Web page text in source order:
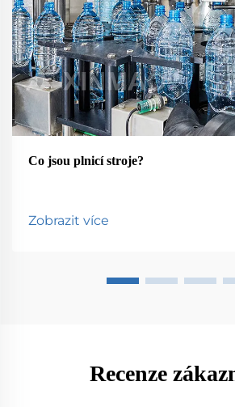
Co jsou plnicí stroje?
Zobrazit více
Recenze